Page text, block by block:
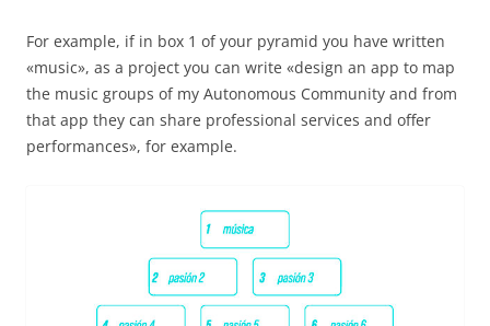
For example, if in box 1 of your pyramid you have written
«music», as a project you can write «design an app to map
the music groups of my Autonomous Community and from
that app they can share professional services and offer
performances», for example.